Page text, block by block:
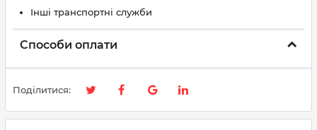
Інші транспортні служби
Способи оплати
Поділитися: